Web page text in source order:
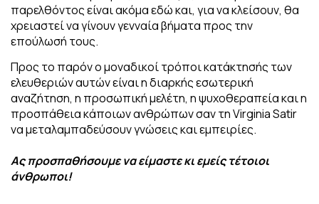
παρελθόντος είναι ακόμα εδώ και, για να κλείσουν, θα
χρειαστεί να γίνουν γενναία βήματα προς την
επούλωσή τους.
Προς το παρόν ο μοναδικοί τρόποι κατάκτησής των
ελευθεριών αυτών είναι η διαρκής εσωτερική
αναζήτηση, η προσωπική μελέτη, η ψυχοθεραπεία και η
προσπάθεια κάποιων ανθρώπων σαν τη Virginia Satir
να μεταλαμπαδεύσουν γνώσεις και εμπειρίες.
Ας προσπαθήσουμε να είμαστε κι εμείς τέτοιοι
άνθρωποι!